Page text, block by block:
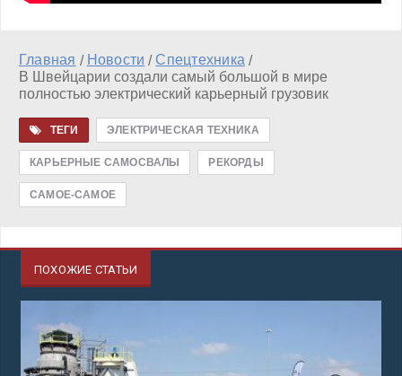
Главная / Новости / Спецтехника /
В Швейцарии создали самый большой в мире
полностью электрический карьерный грузовик
ТЕГИ ЭЛЕКТРИЧЕСКАЯ ТЕХНИКА
КАРЬЕРНЫЕ САМОСВАЛЫ РЕКОРДЫ
САМОЕ-САМОЕ
ПОХОЖИЕ СТАТЬИ